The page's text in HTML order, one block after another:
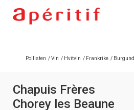
Pollisten /Vin / Hvitvin / Frankrike / Burgund
Chapuis Frères
Chorey les Beaune